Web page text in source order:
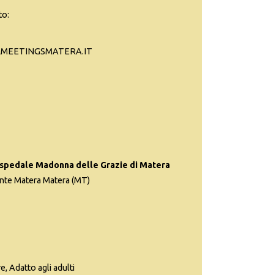
Madonna delle Grazie di Matera
Matera Matera (MT)
Adatto agli adulti